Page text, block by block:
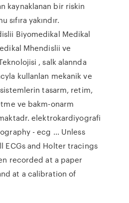
kaynaklanan bir riskin
sıfıra yakındır.
Biyomedikal Medikal
Mhendislii ve
, salk alannda
kullanlan mekanik ve
tasarm, retim,
ve bakm-onarm
elektrokardiyografi
- ecg ... Unless
ECGs and Holter tracings
recorded at a paper
at a calibration of